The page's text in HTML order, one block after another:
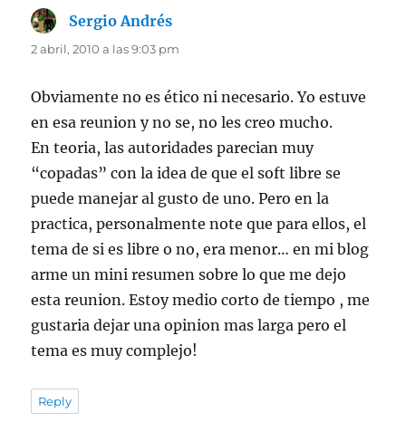
Sergio Andrés
2 abril, 2010 a las 9:03 pm
Obviamente no es ético ni necesario. Yo estuve
en esa reunion y no se, no les creo mucho.
En teoria, las autoridades parecian muy
“copadas” con la idea de que el soft libre se
puede manejar al gusto de uno. Pero en la
practica, personalmente note que para ellos, el
tema de si es libre o no, era menor… en mi blog
arme un mini resumen sobre lo que me dejo
esta reunion. Estoy medio corto de tiempo , me
gustaria dejar una opinion mas larga pero el
tema es muy complejo!
Reply